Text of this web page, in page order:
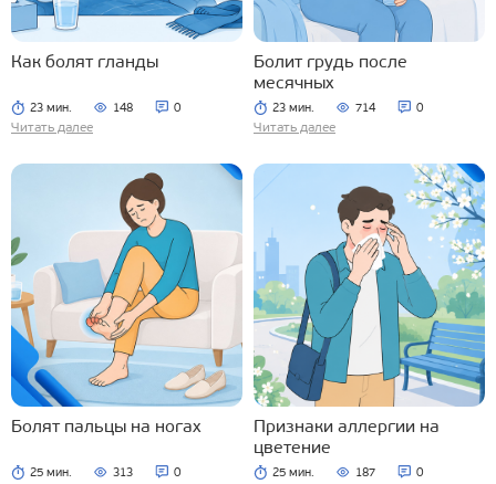
Как болят гланды
23 мин. 148 0
Читать далее
Болит грудь после
месячных
23 мин. 714 0
Читать далее
Болят пальцы на ногах
25 мин. 313 0
Признаки аллергии на
цветение
25 мин. 187 0